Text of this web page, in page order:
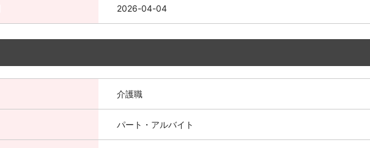
2026-04-04
介護職
パート・アルバイト